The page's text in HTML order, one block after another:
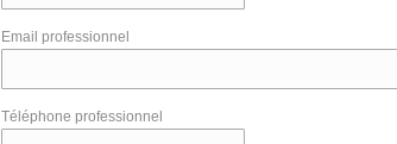
Email professionnel
Téléphone professionnel